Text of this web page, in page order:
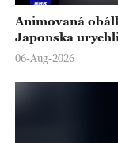
Animovaná
Japonska
06-Aug-2026